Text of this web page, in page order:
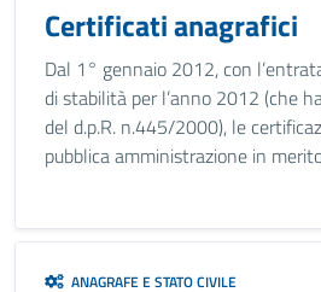
Certificati anagrafici
Dal 1° gennaio 2012, con
di stabilità per l’anno 2012 (che
del d.p.R. n.445/2000), le
pubblica amministrazione in
ANAGRAFE E STATO CIVILE